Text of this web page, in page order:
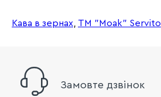
Кава в зернах ТМ "Moak" Servito
Замовте дзвінок